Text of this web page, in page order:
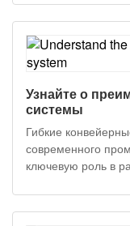
требует
обеспечения
рассмотрим
Техника безопасности 1. Надлежащая
подготовка Весь персонал, работающий на роликовых
конвейерах,
по эксплуатации.
как работает
средства защиты При работе на роликовых конвейерах
работники должны
Узнайте о
системы
Гибкие
современного
ключевую роль в
конвейерных
современных